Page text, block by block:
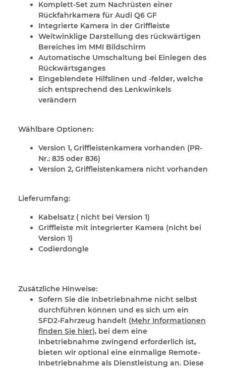
Komplett-Set zum Nachrüsten einer
Rückfahrkamera für Audi Q6 GF
Integrierte Kamera in der Griffleiste
Weitwinklige Darstellung des rückwärtigen
Bereiches im MMI Bildschirm
Automatische Umschaltung bei Einlegen des
Rückwärtsganges
Eingeblendete Hilfslinen und -felder, welche
sich entsprechend des Lenkwinkels
verändern
Wählbare Optionen:
Version 1, Griffleistenkamera vorhanden (PR-
Nr.: 8J5 oder 8J6)
Version 2, Griffleistenkamera nicht vorhanden
Lieferumfang:
Kabelsatz ( nicht bei Version 1)
Griffleiste mit integrierter Kamera (nicht bei
Version 1)
Codierdongle
Zusätzliche Hinweise:
Sofern Sie die Inbetriebnahme nicht selbst
durchführen können und es sich um ein
SFD2-Fahrzeug handelt (Mehr Informationen
finden Sie hier), bei dem eine
Inbetriebnahme zwingend erforderlich ist,
bieten wir optional eine einmalige Remote-
Inbetriebnahme als Dienstleistung an. Diese